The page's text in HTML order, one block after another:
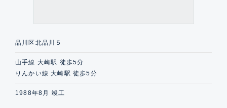
品川区北品川５
山手線 大崎駅 徒歩5分
りんかい線 大崎駅 徒歩5分
1988年8月 竣工